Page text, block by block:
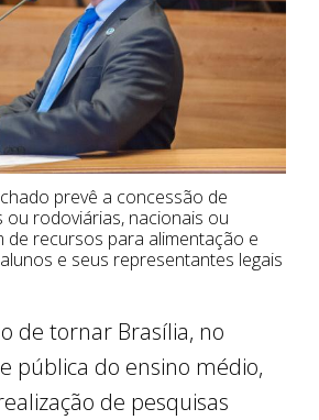
prevê a concessão de
ou rodoviárias, nacionais ou
de recursos para alimentação e
e seus representantes legais
de tornar Brasília, no
pública do ensino médio,
de pesquisas